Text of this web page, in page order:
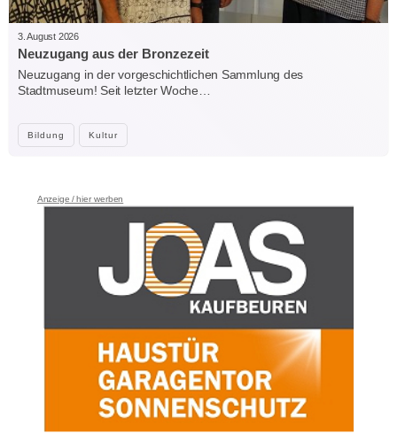
Bildung Kultur
3. August 2026
Neuzugang aus der Bronzezeit
Neuzugang in der vorgeschichtlichen Sammlung des
Stadtmuseum! Seit letzter Woche…
Anzeige / hier werben